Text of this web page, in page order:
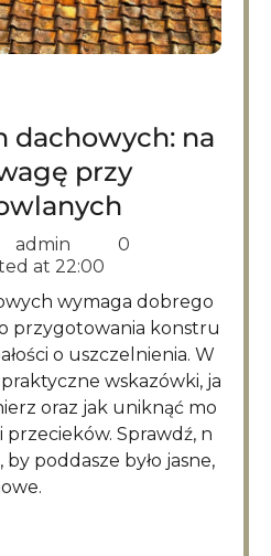
dachowych: na
przy
admin
0
at 22:00
przygotowania konstru
o uszczelnienia. W
wskazówki, ja
oraz jak uniknąć mo
Sprawdź, n
poddasze było jasne,